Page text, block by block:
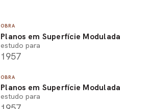
OBRA
Planos em Superfície Modulada
estudo para
1957
OBRA
Planos em Superfície Modulada
estudo para